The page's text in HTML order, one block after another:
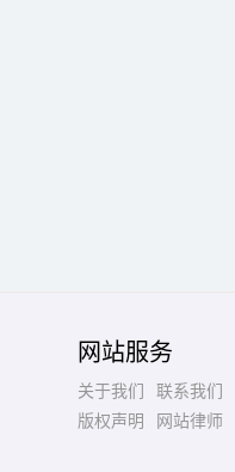
网站服务
关于我们 联系我们
版权声明
网站律师